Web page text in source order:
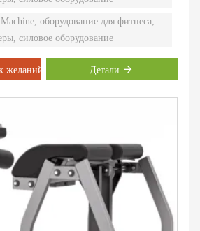
оборудование для фитнеса,
силовое оборудование
желаний Детали